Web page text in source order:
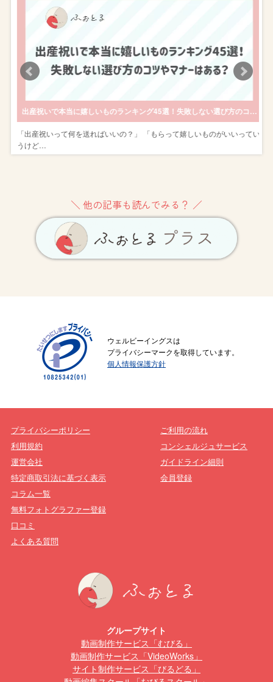
出産祝いで本当に嬉しいものランキング45選！失敗しない選び方のコツやマナーはある？
「出産祝いって何を送ればいいの？」 「もらって嬉しいものがいいってい
うけど…
＼ 他の記事も読んでみる？ ／
ウェルビーイングスは
プライバシーマークを取得しています。
個人情報保護方針
プライバシーポリシー
利用規約
運営会社
特定商取引法に基づく表示
ご利用の流れ
コンシェルジュサービス
ガイドライン細則
会員登録
コラム一覧
無料フォトグラファー登録
口コミ
よくある質問
グループサイト
動画制作サービス「むびる」
動画制作サービス「VideoWorks」
サイト制作サービス「びるどる」